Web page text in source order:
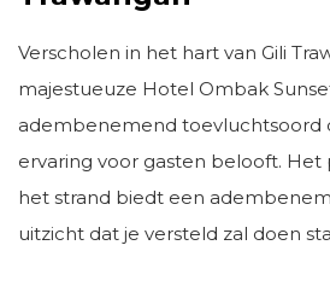
Verscholen in het hart van Gili
majestueuze Hotel Ombak
adembenemend toevluchtsoord
ervaring voor gasten belooft.
het strand biedt een
uitzicht dat je versteld zal doen